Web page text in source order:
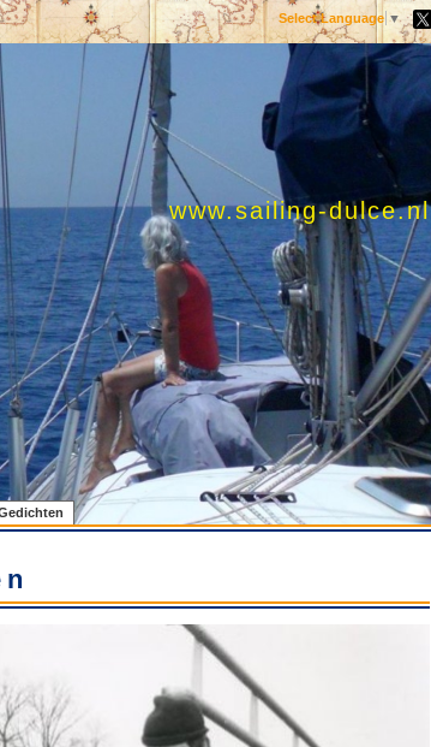
Select Language ▼
www.sailing-dulce.nl